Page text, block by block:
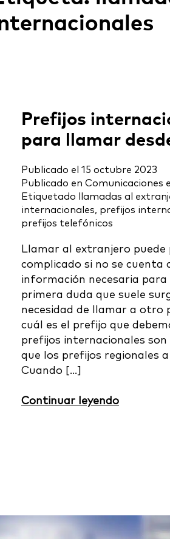
Prefijos
para llamar
Publicado el 15 octubre 2023
Publicado en Comunicaciones
Etiquetado
llamadas al
internacionales, prefijos
prefijos telefónicos
Llamar al extranjero puede
complicado si no se cuenta
información necesaria para
primera duda que suele
necesidad de llamar a otro
cuál es el prefijo que
prefijos internacionales
que los prefijos regionales
Cuando […]
Continuar leyendo